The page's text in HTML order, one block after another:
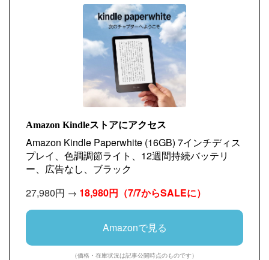
Amazon Kindleストアにアクセス
Amazon Kindle Paperwhite (16GB) 7インチディス
プレイ、色調調節ライト、12週間持続バッテリ
ー、広告なし、ブラック
27,980円 → 18,980円（7/7からSALEに）
Amazonで見る
（価格・在庫状況は記事公開時点のものです）